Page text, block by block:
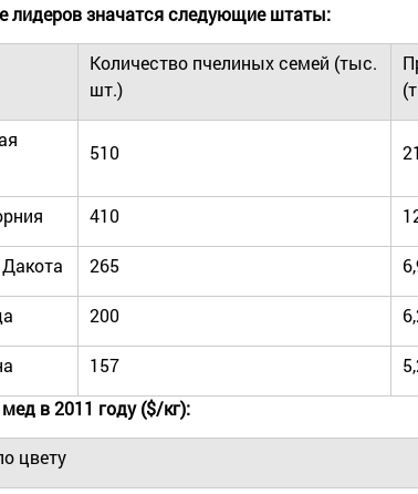
лидеров значатся следующие штаты:
Количество пчелиных семей (тыс.
шт.)
510
410
265
200
157
в 2011 году ($/кг):
цвету